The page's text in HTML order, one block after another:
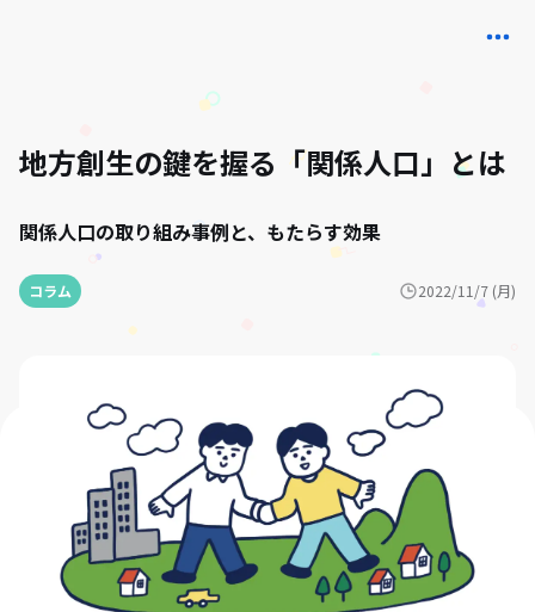
地方創生の鍵を握る「関係人口」とは
関係人口の取り組み事例と、もたらす効果
コラム 2022/11/7 (月)